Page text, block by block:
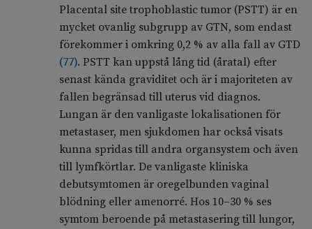
Placental site trophoblastic tumor (PSTT) är en
mycket ovanlig subgrupp av GTN, som endast
förekommer i omkring 0,2 % av alla fall av GTD
(77). PSTT kan uppstå lång tid (åratal) efter
senast kända graviditet och är i majoriteten av
fallen begränsad till uterus vid diagnos.
Lungan är den vanligaste lokalisationen för
metastaser, men sjukdomen har också visats
kunna spridas till andra organsystem och även
till lymfkörtlar. De vanligaste kliniska
debutsymtomen är oregelbunden vaginal
blödning eller amenorré. Hos 10–30 % ses
symtom beroende på metastasering till lungor,